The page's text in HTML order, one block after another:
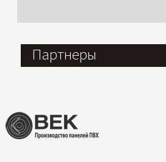
Партнеры